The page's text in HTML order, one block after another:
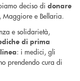
deciso di donare
, Maggiore e Bellaria.
e solidarietà,
di prima
: i medici, gli
prendendo cura di